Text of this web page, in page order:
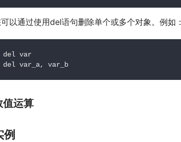
以通过使用del语句删除单个或多个对象。例如：
del var
del var_a, var_b
值运算
例